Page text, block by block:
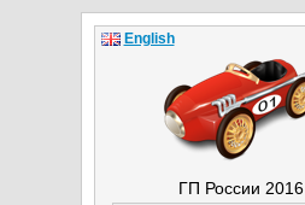
ГП России 2016
English